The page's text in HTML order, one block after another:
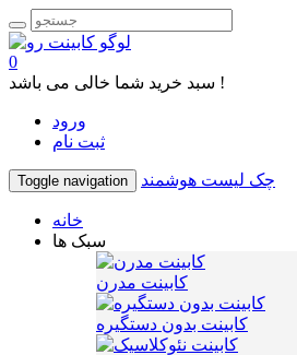
0
سبد خرید شما خالی می باشد !
ورود
ثبت نام
Toggle navigation چک لیست هوشمند
خانه
سبک ها
کابینت مدرن
کابینت بدون دستگیره